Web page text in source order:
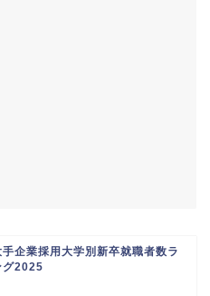
企業採用大学別新卒就職者数ラ
グ2025